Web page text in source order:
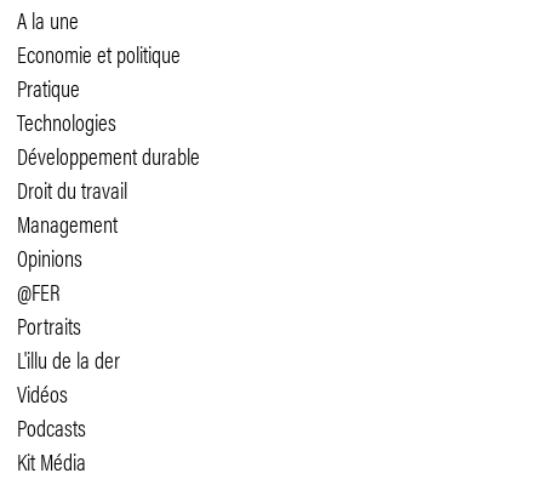
A la une
Economie et politique
Pratique
Technologies
Développement durable
Droit du travail
Management
Opinions
@FER
Portraits
L'illu de la der
Vidéos
Podcasts
Kit Média